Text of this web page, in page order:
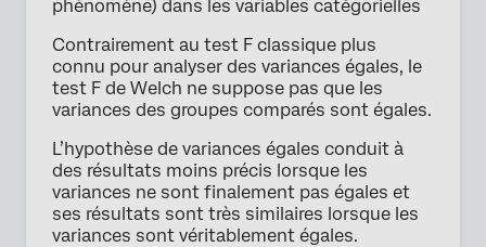
phénomène) dans les variables catégorielles
Contrairement au test F classique plus
connu pour analyser des variances égales, le
test F de Welch ne suppose pas que les
variances des groupes comparés sont égales.
L’hypothèse de variances égales conduit à
des résultats moins précis lorsque les
variances ne sont finalement pas égales et
ses résultats sont très similaires lorsque les
variances sont véritablement égales.